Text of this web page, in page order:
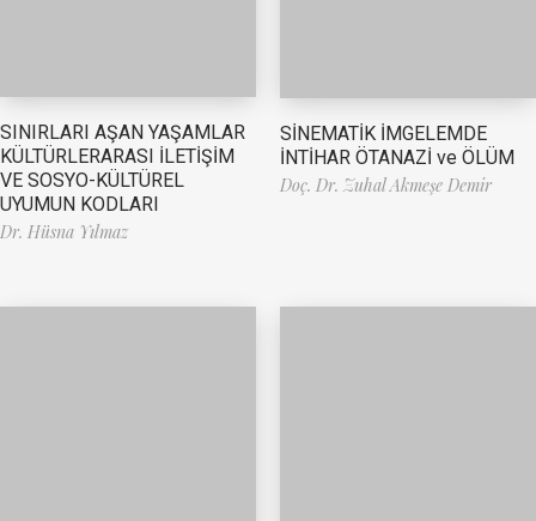
SINIRLARI AŞAN YAŞAMLAR
KÜLTÜRLERARASI İLETİŞİM
VE SOSYO-KÜLTÜREL
UYUMUN KODLARI
Dr. Hüsna Yılmaz
SİNEMATİK İMGELEMDE
İNTİHAR ÖTANAZİ ve ÖLÜM
Doç. Dr. Zuhal Akmeşe Demir